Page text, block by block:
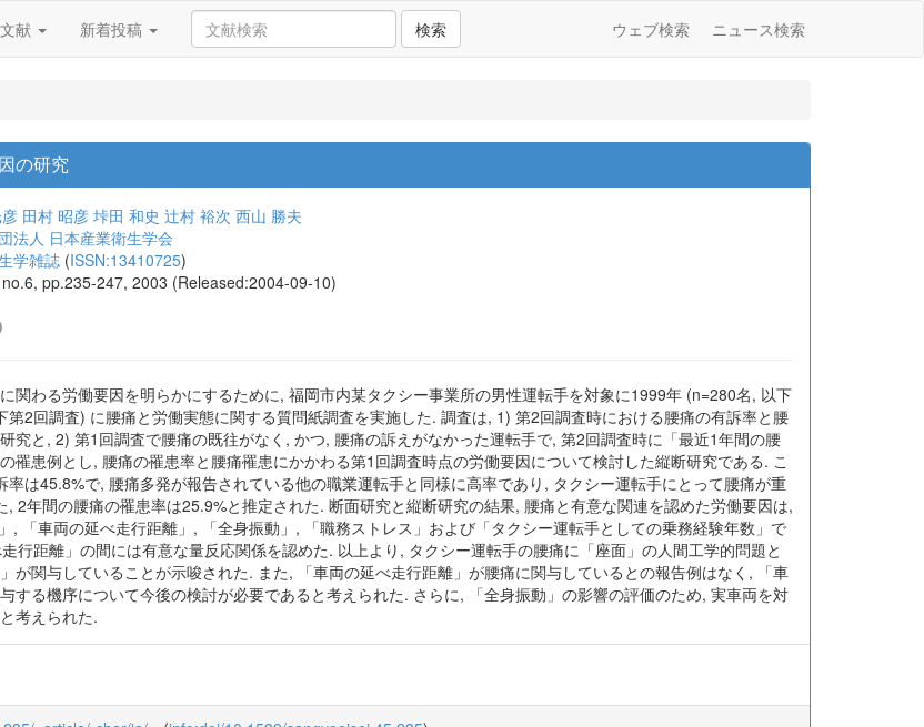
献 新着投稿 検索 ウェブ検索 ニュース検索
の研究
田村 昭彦 垰田 和史 辻村 裕次 西山 勝夫
法人 日本産業衛生学会
学雑誌 (ISSN:13410725)
pp.235-247, 2003 (Released:2004-09-10)
関わる労働要因を明らかにするために, 福岡市内某タクシー事業所の男性運転手を対象に1999年 (n=280名, 以下
2回調査) に腰痛と労働実態に関する質問紙調査を実施した. 調査は, 1) 第2回調査時における腰痛の有訴率と腰
究と, 2) 第1回調査で腰痛の既往がなく, かつ, 腰痛の訴えがなかった運転手で, 第2回調査時に「最近1年間の腰
罹患例とし, 腰痛の罹患率と腰痛罹患にかかわる第1回調査時点の労働要因について検討した縦断研究である. こ
は45.8%で, 腰痛多発が報告されている他の職業運転手と同様に高率であり, タクシー運転手にとって腰痛が重
2年間の腰痛の罹患率は25.9%と推定された. 断面研究と縦断研究の結果, 腰痛と有意な関連を認めた労働要因は,
, 「車両の延べ走行距離」, 「全身振動」, 「職務ストレス」および「タクシー運転手としての乗務経験年数」で
行距離」の間には有意な量反応関係を認めた. 以上より, タクシー運転手の腰痛に「座面」の人間工学的問題と
が関与していることが示唆された. また, 「車両の延べ走行距離」が腰痛に関与しているとの報告例はなく, 「車
する機序について今後の検討が必要であると考えられた. さらに, 「全身振動」の影響の評価のため, 実車両を対
考えられた.